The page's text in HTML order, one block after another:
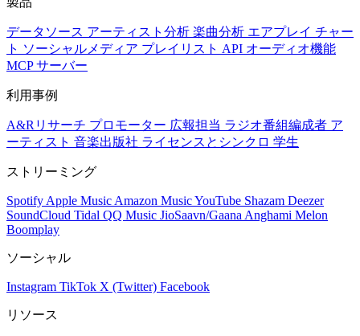
データソース アーティスト分析 楽曲分析 エアプレイ チャー
ト ソーシャルメディア プレイリスト API オーディオ機能
MCP サーバー
利用事例
A&Rリサーチ プロモーター 広報担当 ラジオ番組編成者 ア
ーティスト 音楽出版社 ライセンスとシンクロ 学生
ストリーミング
Spotify Apple Music Amazon MusicYouTube Shazam Deezer
SoundCloud Tidal QQ Music JioSaavn/Gaana Anghami Melon
Boomplay
ソーシャル
Instagram TikTok X (Twitter) Facebook
リソース